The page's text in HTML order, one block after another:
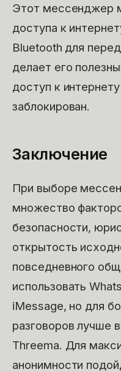
Этот мессенджер
доступа к
Bluetooth для
делает его
доступ к
заблокирован.
Заключение
При выборе
множество
безопасности,
открытость
повседневного
использовать
iMessage, но для
разговоров лучше
Threema. Для
анонимности